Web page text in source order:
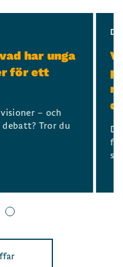
har unga
för ett
– och
debatt? Tror du